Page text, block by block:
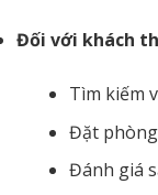
Đối với khách
Tìm kiếm
Đặt
Đánh giá